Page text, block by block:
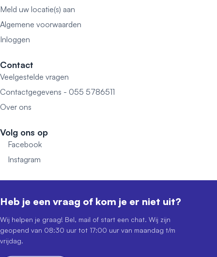
Meld uw locatie(s) aan
Algemene voorwaarden
Inloggen
Contact
Veelgestelde vragen
Contactgegevens - 055 5786511
Over ons
Volg ons op
Facebook
Instagram
Heb je een vraag of kom je er niet uit?
Wij helpen je graag! Bel, mail of start een chat. Wij zijn
geopend van 08:30 uur tot 17:00 uur van maandag t/m
vrijdag.